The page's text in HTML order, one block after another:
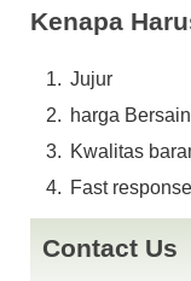
fast response W.A
COD Kebraon Gang
Parkiran Motor )
Kenapa
Jujur
harga
Kwalitas
Fast response
Contact Us